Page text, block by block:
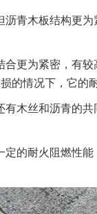
青木板结构更
更为紧密，有
的情况下，它的
木丝和沥青的
的耐火阻燃性